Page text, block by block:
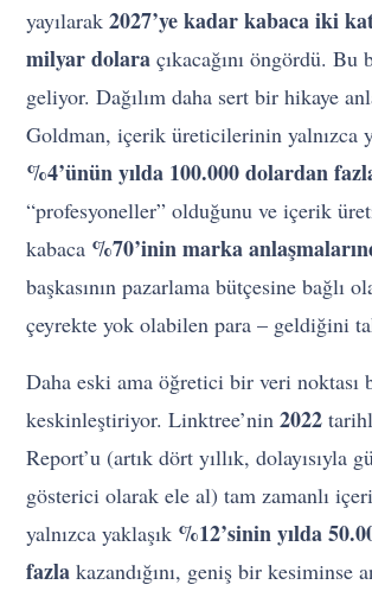
yayılarak2027’ye kadar kabaca iki
milyar dolara çıkacağını öngördü.
geliyor. Dağılım daha sert bir hikaye
Goldman, içerik üreticilerinin yalnızca
%4’ünün yılda 100.000 dolardan
“profesyoneller” olduğunu ve içerik
kabaca %70’inin marka
başkasının pazarlama bütçesine bağlı
çeyrekte yok olabilen para – geldiğini
Daha eski ama öğretici bir veri noktası
keskinleştiriyor. Linktree’nin2022
Report’u (artık dört yıllık, dolayısıyla
gösterici olarak ele al) tam zamanlı
yalnızca yaklaşık %12’sinin yılda
fazla kazandığını, geniş bir kesiminse